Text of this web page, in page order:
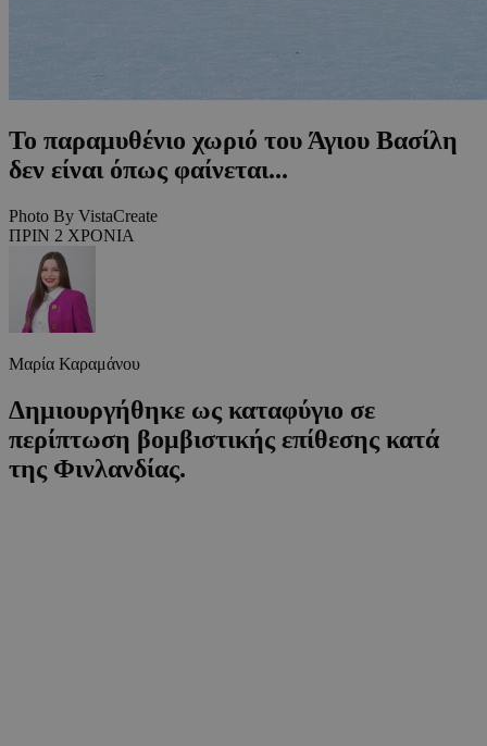
Το παραμυθένιο χωριό του Άγιου Βασίλη
δεν είναι όπως φαίνεται...
Photo By VistaCreate
ΠΡΙΝ 2 ΧΡΟΝΙΑ
Μαρία Καραμάνου
Δημιουργήθηκε ως καταφύγιο σε
περίπτωση βομβιστικής επίθεσης κατά
της Φινλανδίας.